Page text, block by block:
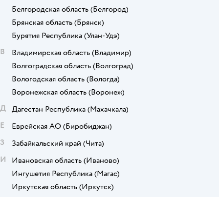
Белгородская область (Белгород)
Брянская область (Брянск)
Бурятия Республика (Улан-Удэ)
В
Владимирская область (Владимир)
Волгоградская область (Волгоград)
Вологодская область (Вологда)
Воронежская область (Воронеж)
Д Дагестан Республика (Махачкала)
Е
Еврейская АО (Биробиджан)
З
Забайкальский край (Чита)
И
Ивановская область (Иваново)
Ингушетия Республика (Магас)
Иркутская область (Иркутск)